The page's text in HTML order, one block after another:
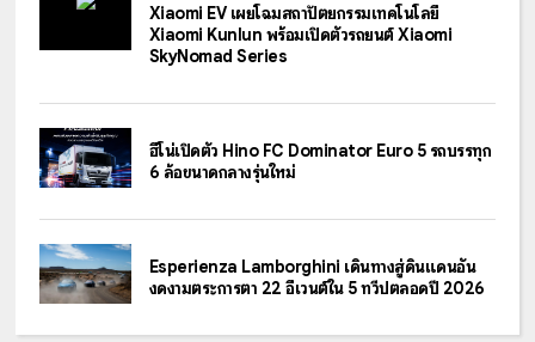
Xiaomi EV เผยโฉมสถาปัตยกรรมเทคโนโลยี
Xiaomi Kunlun พร้อมเปิดตัวรถยนต์ Xiaomi
SkyNomad Series
ฮีโน่เปิดตัว Hino FC Dominator Euro 5 รถบรรทุก
6 ล้อขนาดกลางรุ่นใหม่
Esperienza Lamborghini เดินทางสู่ดินแดนอัน
งดงามตระการตา 22 อีเวนต์ใน 5 ทวีปตลอดปี 2026